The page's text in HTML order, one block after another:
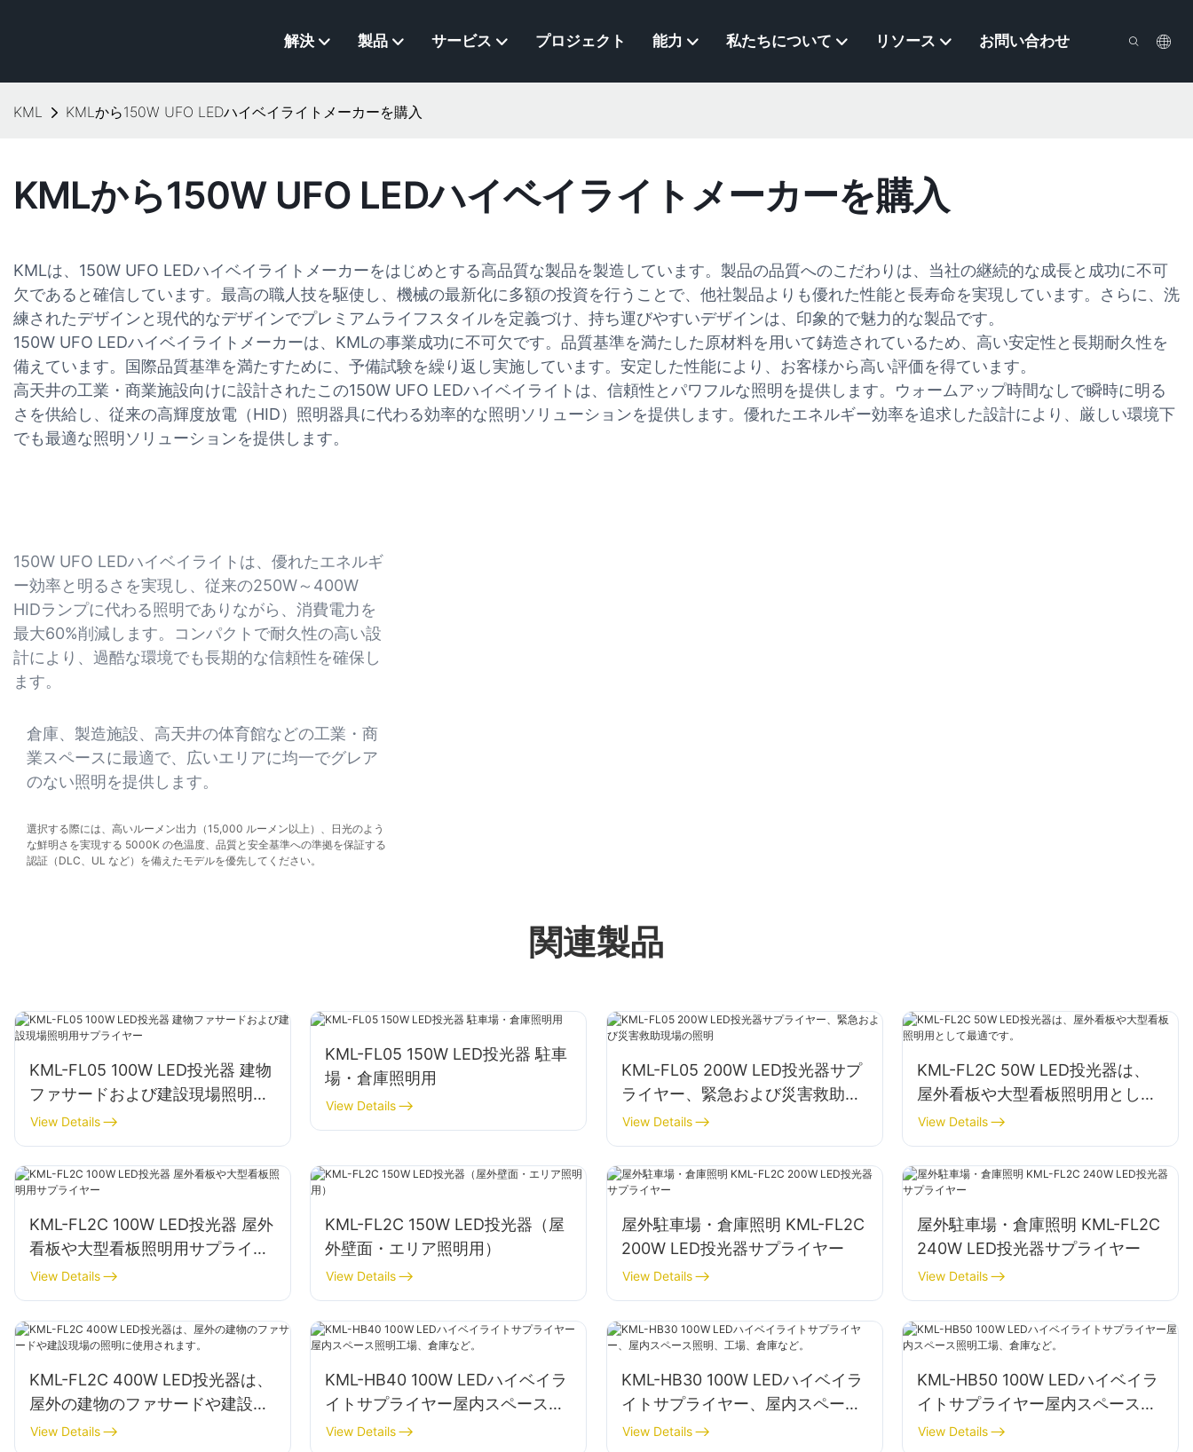
解決 製品 サービス プロジェクト 能力 私たちについて リソース お問い合わせ
KML KMLから150W UFO LEDハイベイライトメーカーを購入
KMLから150W UFO LEDハイベイライトメーカーを購入
KMLは、150W UFO LEDハイベイライトメーカーをはじめとする高品質な製品を製造しています。製品の品質へのこだわりは、当社の継続的な成長と成功に不可
欠であると確信しています。最高の職人技を駆使し、機械の最新化に多額の投資を行うことで、他社製品よりも優れた性能と長寿命を実現しています。さらに、洗
練されたデザインと現代的なデザインでプレミアムライフスタイルを定義づけ、持ち運びやすいデザインは、印象的で魅力的な製品です。
150W UFO LEDハイベイライトメーカーは、KMLの事業成功に不可欠です。品質基準を満たした原材料を用いて鋳造されているため、高い安定性と長期耐久性を
備えています。国際品質基準を満たすために、予備試験を繰り返し実施しています。安定した性能により、お客様から高い評価を得ています。
高天井の工業・商業施設向けに設計されたこの150W UFO LEDハイベイライトは、信頼性とパワフルな照明を提供します。ウォームアップ時間なしで瞬時に明る
さを供給し、従来の高輝度放電（HID）照明器具に代わる効率的な照明ソリューションを提供します。優れたエネルギー効率を追求した設計により、厳しい環境下
でも最適な照明ソリューションを提供します。
150W UFO LEDハイベイライトは、優れたエネルギ
ー効率と明るさを実現し、従来の250W～400W
HIDランプに代わる照明でありながら、消費電力を
最大60%削減します。コンパクトで耐久性の高い設
計により、過酷な環境でも長期的な信頼性を確保し
ます。
倉庫、製造施設、高天井の体育館などの工業・商
業スペースに最適で、広いエリアに均一でグレア
のない照明を提供します。
選択する際には、高いルーメン出力（15,000 ルーメン以上）、日光のよう
な鮮明さを実現する 5000K の色温度、品質と安全基準への準拠を保証する
認証（DLC、UL など）を備えたモデルを優先してください。
関連製品
KML-FL05 100W LED投光器 建物
ファサードおよび建設現場照明用
サプライヤー
View Details
KML-FL05 150W LED投光器 駐車
場・倉庫照明用
View Details
KML-FL05 200W LED投光器サプ
ライヤー、緊急および災害救助現
場の照明
View Details
KML-FL2C 50W LED投光器は、
屋外看板や大型看板照明用として
最適です。
View Details
KML-FL2C 100W LED投光器 屋外
看板や大型看板照明用サプライヤ
ー
View Details
KML-FL2C 150W LED投光器（屋
外壁面・エリア照明用）
View Details
屋外駐車場・倉庫照明 KML-FL2C
200W LED投光器サプライヤー
View Details
屋外駐車場・倉庫照明 KML-FL2C
240W LED投光器サプライヤー
View Details
KML-FL2C 400W LED投光器は、
屋外の建物のファサードや建設現
場の照明に使用されます。
View Details
KML-HB40 100W LEDハイベイラ
イトサプライヤー屋内スペース照
明工場、倉庫など。
View Details
KML-HB30 100W LEDハイベイラ
イトサプライヤー、屋内スペース
照明、工場、倉庫など。
View Details
KML-HB50 100W LEDハイベイラ
イトサプライヤー屋内スペース照
明工場、倉庫など。
View Details